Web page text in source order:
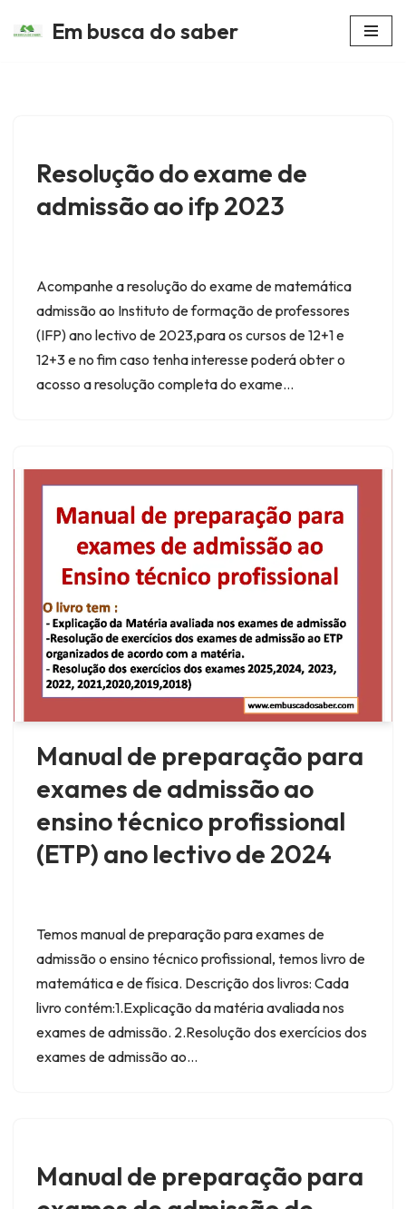
Em busca do saber
Resolução do exame de
admissão ao ifp 2023
Acompanhe a resolução do exame de matemática
admissão ao Instituto de formação de professores
(IFP) ano lectivo de 2023,para os cursos de 12+1 e
12+3 e no fim caso tenha interesse poderá obter o
acosso a resolução completa do exame…
Manual de preparação para
exames de admissão ao
ensino técnico profissional
(ETP) ano lectivo de 2024
Temos manual de preparação para exames de
admissão o ensino técnico profissional, temos livro de
matemática e de física. Descrição dos livros: Cada
livro contém:1.Explicação da matéria avaliada nos
exames de admissão. 2.Resolução dos exercícios dos
exames de admissão ao…
Manual de preparação para